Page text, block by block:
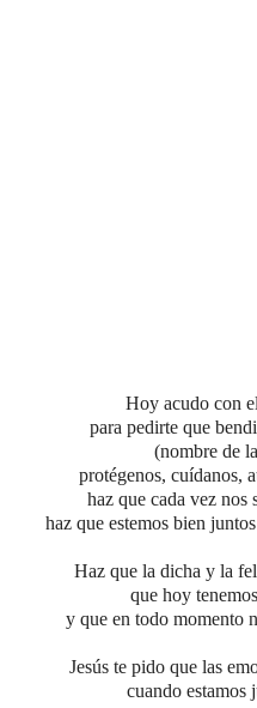
Hoy acudo con
para pedirte que
(nombre de
protégenos, cuídanos,
haz que cada vez nos
haz que estemos bien
Haz que la dicha y la
que hoy
y que en todo momento
Jesús te pido que las
cuando estamos